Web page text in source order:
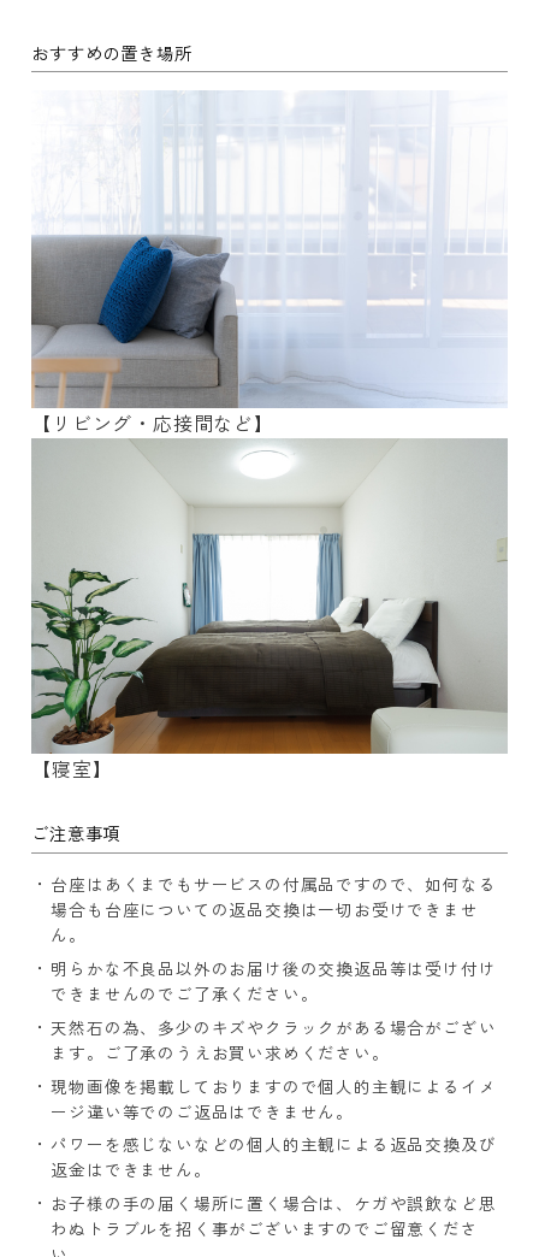
おすすめの置き場所
【リビング・応接間など】
【寝室】
ご注意事項
台座はあくまでもサービスの付属品ですので、如何なる
場合も台座についての返品交換は一切お受けできませ
ん。
明らかな不良品以外のお届け後の交換返品等は受け付け
できませんのでご了承ください。
天然石の為、多少のキズやクラックがある場合がござい
ます。ご了承のうえお買い求めください。
現物画像を掲載しておりますので個人的主観によるイメ
ージ違い等でのご返品はできません。
パワーを感じないなどの個人的主観による返品交換及び
返金はできません。
お子様の手の届く場所に置く場合は、ケガや誤飲など思
わぬトラブルを招く事がございますのでご留意くださ